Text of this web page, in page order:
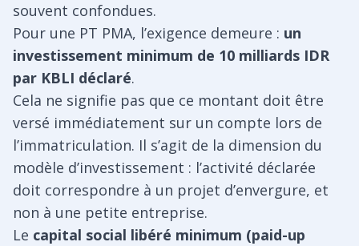
souvent confondues.
Pour une PT PMA, l’exigence demeure : un
investissement minimum de 10 milliards IDR
par KBLI déclaré.
Cela ne signifie pas que ce montant doit être
versé immédiatement sur un compte lors de
l’immatriculation. Il s’agit de la dimension du
modèle d’investissement : l’activité déclarée
doit correspondre à un projet d’envergure, et
non à une petite entreprise.
Le capital social libéré minimum (paid-up